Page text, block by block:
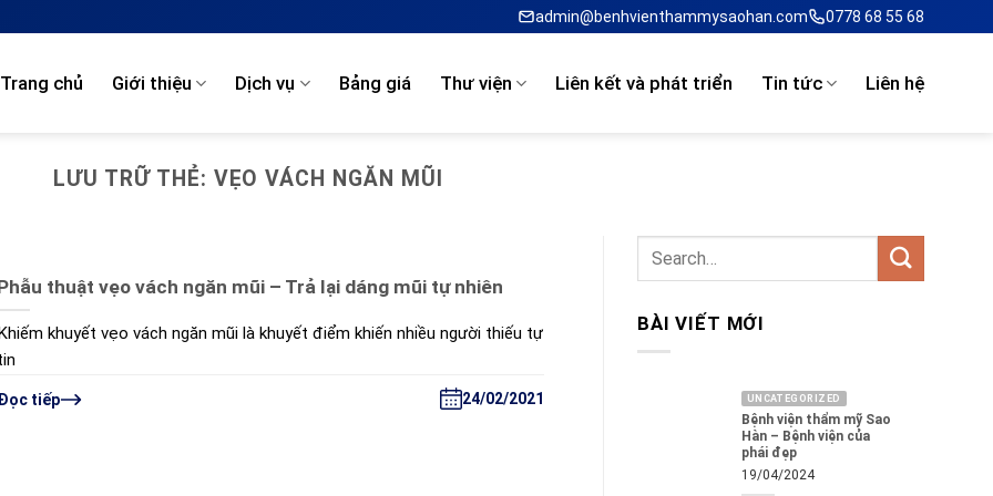
admin@benhvienthammysaohan.com 0778 68 55 68
Trang chủ Giới thiệu Dịch vụ Bảng giá Thư viện Liên kết và phát triển Tin tức Liên hệ
LƯU TRỮ THẺ: VẸO VÁCH NGĂN MŨI
thuật vẹo vách ngăn mũi – Trả lại dáng mũi tự nhiên
khuyết vẹo vách ngăn mũi là khuyết điểm khiến nhiều người thiếu tự
tiếp 24/02/2021
BÀI VIẾT MỚI
UNCATEGORIZED
Bệnh viện thẩm mỹ Sao
Hàn – Bệnh viện của
phái đẹp
19/04/2024